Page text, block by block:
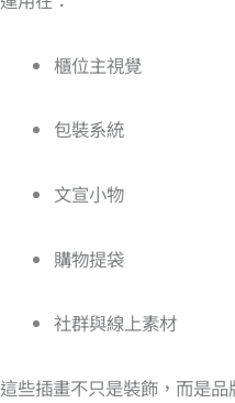
櫃位主視覺
包裝系統
文宣小物
購物提袋
社群與線上素材
這些插畫不只是裝飾，而是品